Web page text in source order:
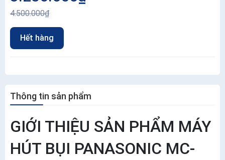
4.500.000₫
Hết hàng
Thông tin sản phẩm
GIỚI THIỆU SẢN PHẨM MÁY
HÚT BỤI PANASONIC MC-